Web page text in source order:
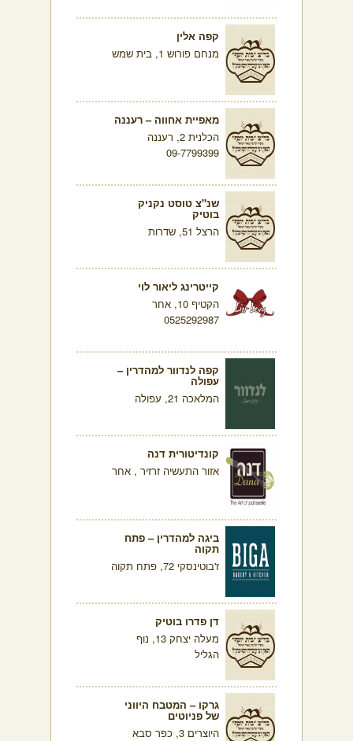
קפה אלין
מנחם פורוש 1, בית שמש
מאפיית אחווה – רעננה
הכלנית 2, רעננה
09-7799399
שנ"צ טוסט נקניק
בוטיק
הרצל 51, שדרות
קייטרינג ליאור לוי
הקטיף 10, אחר
0525292987
קפה לנדוור למהדרין –
עפולה
המלאכה 21, עפולה
קונדיטורית דנה
אזור התעשיה זרזיר , אחר
ביגה למהדרין – פתח
תקוה
ז'בוטינסקי 72, פתח תקוה
דן פדרו בוטיק
מעלה יצחק 13, נוף
הגליל
גרקו – המטבח היווני
של פניוטים
היוצרים 3, כפר סבא